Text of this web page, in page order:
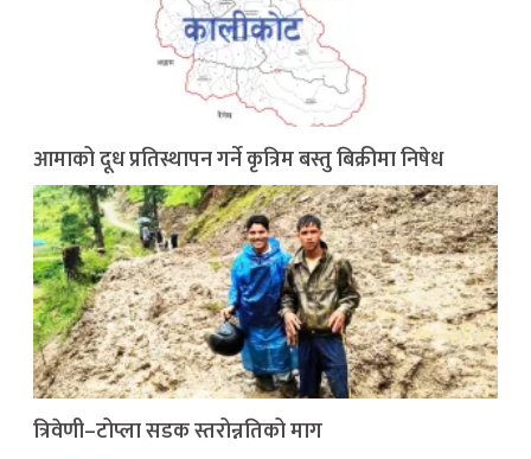
आमाको दूध प्रतिस्थापन गर्ने कृत्रिम बस्तु बिक्रीमा निषेध
त्रिवेणी–टोप्ला सडक स्तरोन्नतिको माग